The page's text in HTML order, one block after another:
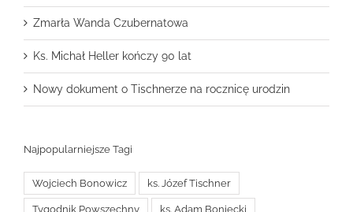
Zmarła Wanda Czubernatowa
Ks. Michał Heller kończy 90 lat
Nowy dokument o Tischnerze na rocznicę urodzin
Najpopularniejsze Tagi
Wojciech Bonowicz ks. Józef Tischner
Tygodnik Powszechny ks. Adam Boniecki